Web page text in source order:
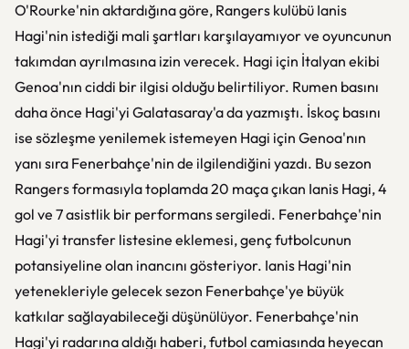
O'Rourke'nin aktardığına göre, Rangers kulübü Ianis
Hagi'nin istediği mali şartları karşılayamıyor ve oyuncunun
takımdan ayrılmasına izin verecek. Hagi için İtalyan ekibi
Genoa'nın ciddi bir ilgisi olduğu belirtiliyor. Rumen basını
daha önce Hagi'yi Galatasaray'a da yazmıştı. İskoç basını
ise sözleşme yenilemek istemeyen Hagi için Genoa'nın
yanı sıra Fenerbahçe'nin de ilgilendiğini yazdı. Bu sezon
Rangers formasıyla toplamda 20 maça çıkan Ianis Hagi, 4
gol ve 7 asistlik bir performans sergiledi. Fenerbahçe'nin
Hagi'yi transfer listesine eklemesi, genç futbolcunun
potansiyeline olan inancını gösteriyor. Ianis Hagi'nin
yetenekleriyle gelecek sezon Fenerbahçe'ye büyük
katkılar sağlayabileceği düşünülüyor. Fenerbahçe'nin
Hagi'yi radarına aldığı haberi, futbol camiasında heyecan